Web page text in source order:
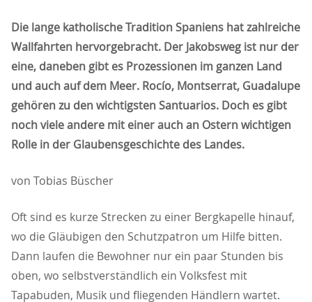
Die lange katholische Tradition Spaniens hat zahlreiche
Wallfahrten hervorgebracht. Der Jakobsweg ist nur der
eine, daneben gibt es Prozessionen im ganzen Land
und auch auf dem Meer. Rocío, Montserrat, Guadalupe
gehören zu den wichtigsten Santuarios. Doch es gibt
noch viele andere mit einer auch an Ostern wichtigen
Rolle in der Glaubensgeschichte des Landes.
von Tobias Büscher
Oft sind es kurze Strecken zu einer Bergkapelle hinauf,
wo die Gläubigen den Schutzpatron um Hilfe bitten.
Dann laufen die Bewohner nur ein paar Stunden bis
oben, wo selbstverständlich ein Volksfest mit
Tapabuden, Musik und fliegenden Händlern wartet.